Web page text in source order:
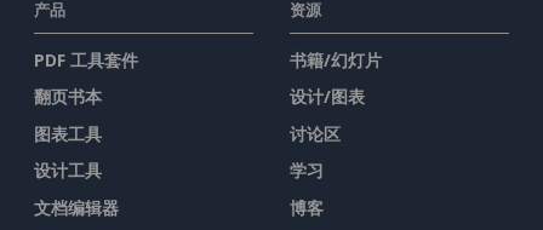
产品
PDF 工具套件
翻页书本
图表工具
设计工具
文档编辑器
资源
书籍/幻灯片
设计/图表
讨论区
学习
博客